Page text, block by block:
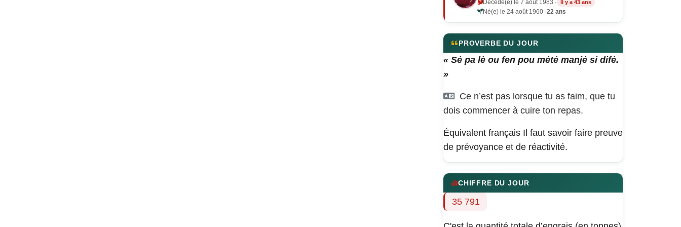
Décédé(e) le 7 août 1983 · Il y a 43 ans
Né(e) le 24 août 1960 ·22 ans
PROVERBE DU JOUR
« Sé pa lè ou fen pou mété manjé si difé.
»
Ce n’est pas lorsque tu as faim, que tu
dois commencer à cuire ton repas.
Équivalent français Il faut savoir faire preuve
de prévoyance et de réactivité.
CHIFFRE DU JOUR
35 791